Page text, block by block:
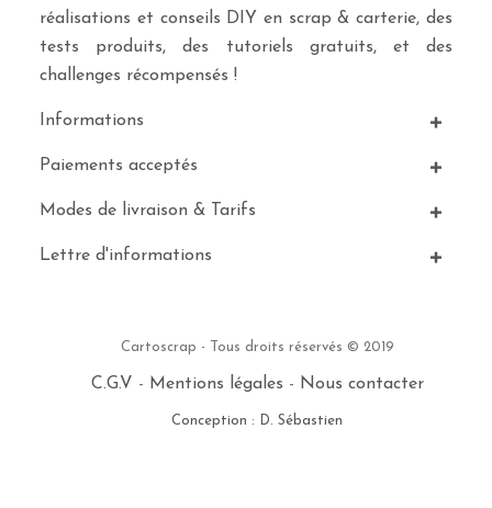
réalisations et conseils DIY en scrap & carterie, des
tests produits, des tutoriels gratuits, et des
challenges récompensés !
Informations
Paiements acceptés
Modes de livraison & Tarifs
Lettre d'informations
Cartoscrap - Tous droits réservés © 2019
C.G.V - Mentions légales - Nous contacter
Conception : D. Sébastien